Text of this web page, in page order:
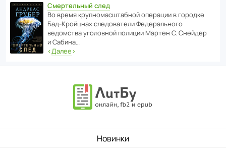
Смертельный след
Во время круп­но­мас­ш­та­бной операции в городке
Бад‑Крой­цнах следо­ва­тели Феде­раль­ного
ведомства уголо­вной полиции Мартен С. Снейдер
и Сабина…
‹Далее›
Новинки